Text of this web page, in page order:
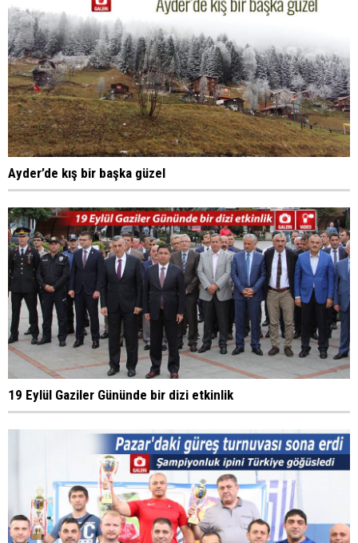
Ayder’de kış bir başka güzel
19 Eylül Gaziler Gününde bir dizi etkinlik